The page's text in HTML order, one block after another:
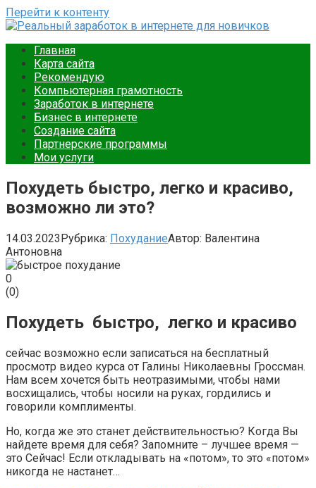
Перейти к контенту
Ваш путеводитель в мире онлайн-заработка. Подробные
инструкции, советы и примеры для новичков. Начните
зарабатывать уже сегодня.
Главная
Карта сайта
Рекомендую
Компьютерная грамотность
Заработок в интернете
Бизнес в интернете
Создание сайта
Партнерские программы
Мои услуги
Похудеть быстро, легко и красиво,
возможно ли это?
14.03.2023Рубрика: ПохуданиеАвтор: Валентина
Антоновна
0
(0)
Похудеть быстро, легко и красиво
сейчас возможно если записаться на бесплатный
просмотр видео курса от Галины Николаевны Гроссман.
Нам всем хочется быть неотразимыми, чтобы нами
восхищались, чтобы носили на руках, гордились и
говорили комплименты.
Но, когда же это станет действительностью? Когда Вы
найдете время для себя? Запомните – лучшее время —
это Сейчас! Если откладывать на «потом», то это «потом»
никогда не настанет…